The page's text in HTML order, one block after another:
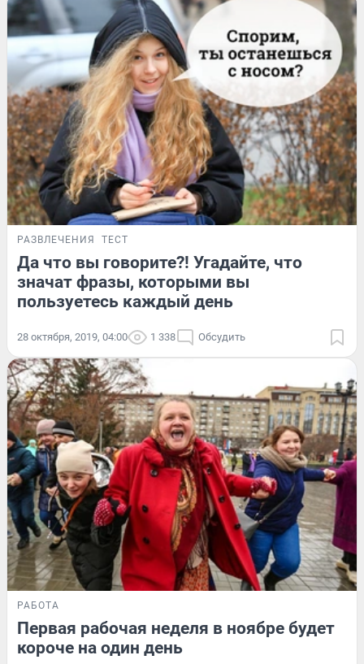
РАЗВЛЕЧЕНИЯ ТЕСТ
Да что вы говорите?! Угадайте, что
значат фразы, которыми вы
пользуетесь каждый день
28 октября, 2019, 04:00 1 338 Обсудить
РАБОТА
Первая рабочая неделя в ноябре будет
короче на один день